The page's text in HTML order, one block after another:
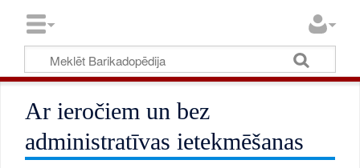
Ar ieročiem un bez
administratīvas ietekmēšanas